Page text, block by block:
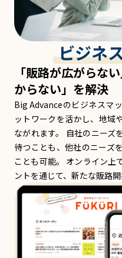
ビジネ
「販路が広がらな
からない」を解決
Big Advanceのビジネスマ
ットワークを活かし、地域
ながれます。 自社のニーズ
待つことも、他社のニーズ
ことも可能。 オンライン上
ントを通じて、新たな販路